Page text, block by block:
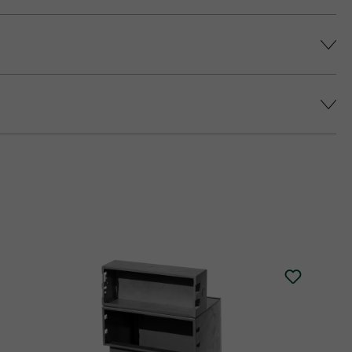
platina fedlap áll rendelkezésre (fedlap
impregnálását javasolja (ez felár
érjünk el, és elkerüljük a